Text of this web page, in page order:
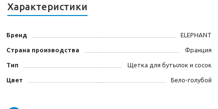
Характеристики
Бренд ELEPHANT
Страна производства Франция
Тип Щетка для бутылок и сосок
Цвет Бело-голубой